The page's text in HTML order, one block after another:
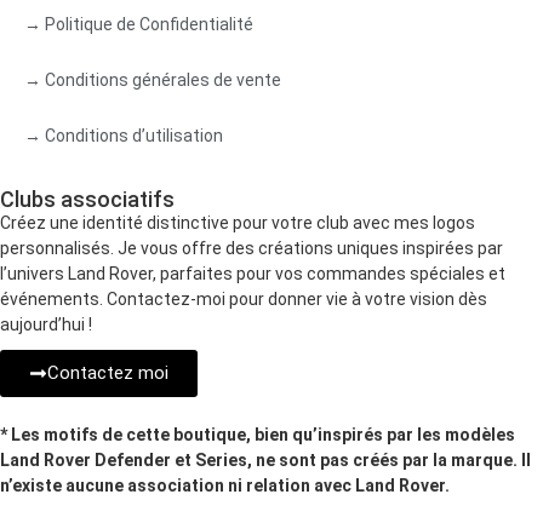
→ Politique de Confidentialité
→ Conditions générales de vente
→ Conditions d’utilisation
Clubs associatifs
Créez une identité distinctive pour votre club avec mes logos
personnalisés. Je vous offre des créations uniques inspirées par
l’univers Land Rover, parfaites pour vos commandes spéciales et
événements. Contactez-moi pour donner vie à votre vision dès
aujourd’hui !
Contactez moi
* Les motifs de cette boutique, bien qu’inspirés par les modèles
Land Rover Defender et Series, ne sont pas créés par la marque. Il
n’existe aucune association ni relation avec Land Rover.